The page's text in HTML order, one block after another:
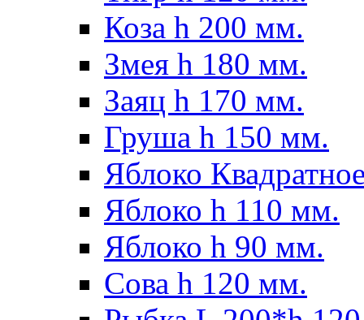
Коза h 200 мм.
Змея h 180 мм.
Заяц h 170 мм.
Груша h 150 мм.
Яблоко
Яблоко h 110 мм.
Яблоко h 90 мм.
Сова h 120 мм.